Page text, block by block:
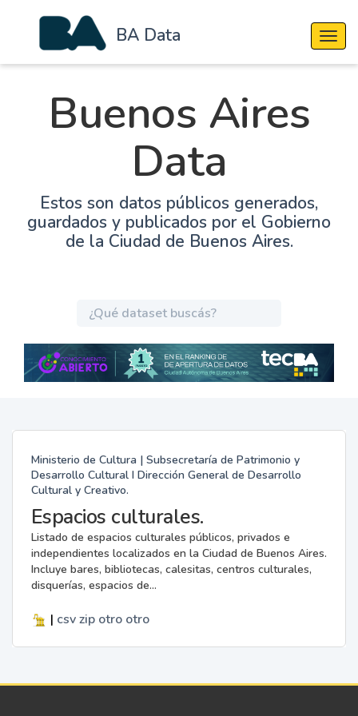
BA Data
Buenos Aires
Data
Estos son datos públicos generados,
guardados y publicados por el Gobierno
de la Ciudad de Buenos Aires.
Ministerio de Cultura | Subsecretaría de Patrimonio y
Desarrollo Cultural I Dirección General de Desarrollo
Cultural y Creativo.
Espacios culturales.
Listado de espacios culturales públicos, privados e
independientes localizados en la Ciudad de Buenos Aires.
Incluye bares, bibliotecas, calesitas, centros culturales,
disquerías, espacios de...
| csv zip otro otro